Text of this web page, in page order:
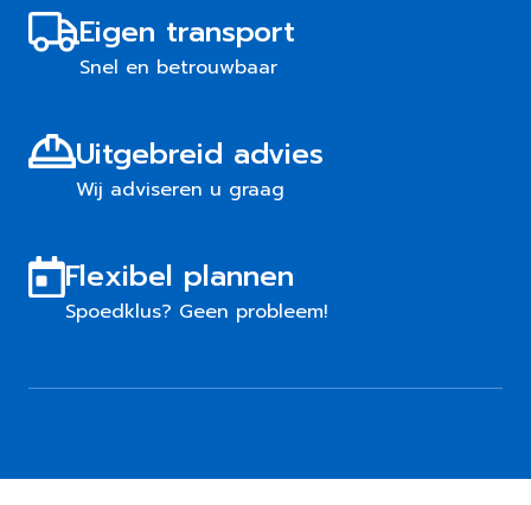
Eigen transport
Snel en betrouwbaar
Uitgebreid advies
Wij adviseren u graag
Flexibel plannen
Spoedklus? Geen probleem!